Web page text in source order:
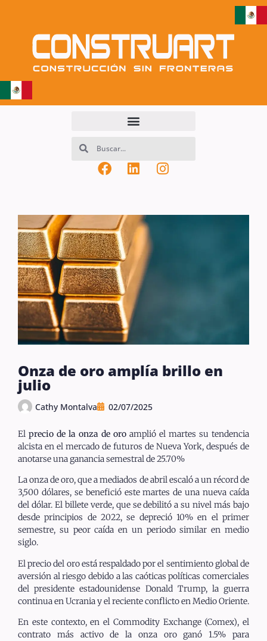
Onza de oro amplía brillo en
julio
Cathy Montalva 02/07/2025
El precio de la onza de oro amplió el martes su tendencia
alcista en el mercado de futuros de Nueva York, después de
anotarse una ganancia semestral de 25.70%
La onza de oro, que a mediados de abril escaló a un récord de
3,500 dólares, se benefició este martes de una nueva caída
del dólar. El billete verde, que se debilitó a su nivel más bajo
desde principios de 2022, se depreció 10% en el primer
semestre, su peor caída en un periodo similar en medio
siglo.
El precio del oro está respaldado por el sentimiento global de
aversión al riesgo debido a las caóticas políticas comerciales
del presidente estadounidense Donald Trump, la guerra
continua en Ucrania y el reciente conflicto en Medio Oriente.
En este contexto, en el Commodity Exchange (Comex), el
contrato más activo de la onza oro ganó 1.5% para